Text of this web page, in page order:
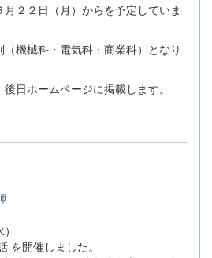
２日（月）からを予定していま
械科・電気科・商業科）となり
ホームページに掲載します。
を開催しました。